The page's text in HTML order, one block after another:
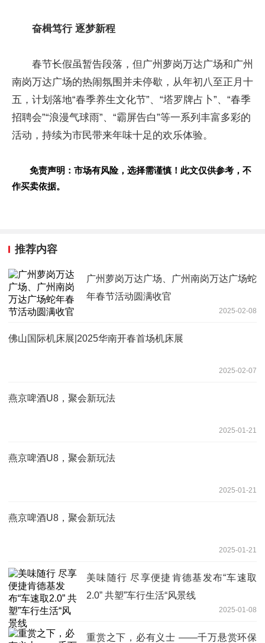
奋楫笃行 逐梦新程
春节长假虽暂告段落，但广州萝岗万达广场和广州
南岗万达广场的热闹氛围并未停歇，从年初八至正月十
五，计划落地“春季养生文化节”、“塔罗牌占卜”、“春季
招聘会”“浪漫气球雨”、“霸屏告白”等一系列丰富多彩的
活动，持续为市民带来年味十足的欢乐体验。
免责声明：市场有风险，选择需谨慎！此文仅供参考，不
作买卖依据。
推荐内容
广州萝岗万达广场、广州南岗万达广场蛇
年春节活动圆满收官
2025-02-08
佛山国际机床展|2025华南开春首场机床展
2025-02-07
燕京啤酒U8，聚会新玩法
2025-01-21
燕京啤酒U8，聚会新玩法
2025-01-21
燕京啤酒U8，聚会新玩法
2025-01-21
美味随行 尽享便捷​肯德基发布“车速取
2.0” 共塑”车行生活“风景线
2025-01-08
重赏之下，必有义士 ——千万悬赏环保